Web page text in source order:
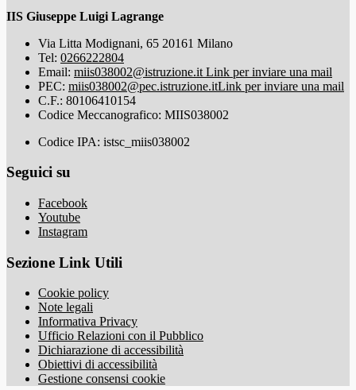
IIS Giuseppe Luigi Lagrange
Via Litta Modignani, 65 20161 Milano
Tel: 0266222804
Email: miis038002@istruzione.it Link per inviare una mail
PEC: miis038002@pec.istruzione.itLink per inviare una mail
C.F.: 80106410154
Codice Meccanografico: MIIS038002
Codice IPA: istsc_miis038002
Seguici su
Facebook
Youtube
Instagram
Sezione Link Utili
Cookie policy
Note legali
Informativa Privacy
Ufficio Relazioni con il Pubblico
Dichiarazione di accessibilità
Obiettivi di accessibilità
Gestione consensi cookie